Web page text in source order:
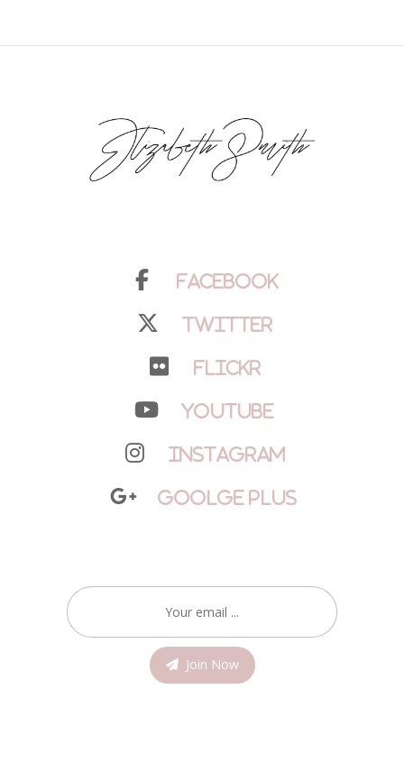
Facebook
Twitter
Flickr
YouTube
Instagram
Goolge Plus
Join Now